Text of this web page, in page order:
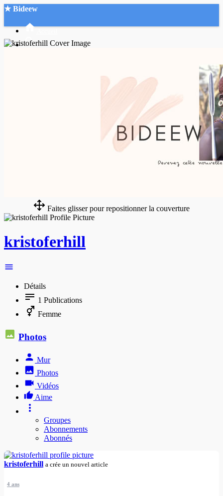
★ Bideew
Faites glisser pour repositionner la couverture
kristoferhill
Détails
1 Publications
Femme
Photos
Mur
Photos
Vidéos
Aime
Groupes
Abonnements
Abonnés
kristoferhill a crée un nouvel article
4 ans